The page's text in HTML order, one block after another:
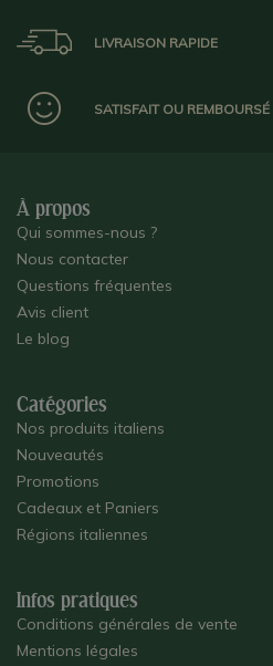
LIVRAISON RAPIDE
SATISFAIT OU REMBOURSÉ
À propos
Qui sommes-nous ?
Nous contacter
Questions fréquentes
Avis client
Le blog
Catégories
Nos produits italiens
Nouveautés
Promotions
Cadeaux et Paniers
Régions italiennes
Infos pratiques
Conditions générales de vente
Mentions légales